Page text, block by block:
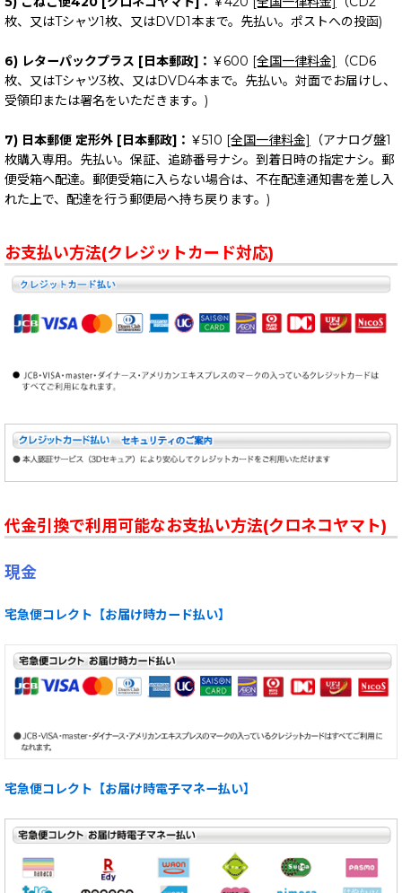
枚、又はTシャツ1枚、又はDVD1本まで。先払い。ポストへの投函)
6) レターパックプラス [日本郵政]： ￥600 [全国一律料金]
（CD6
枚、又はTシャツ3枚、又はDVD4本まで。先払い。対面でお届けし、
受領印または署名をいただきます。)
7) 日本郵便 定形外 [日本郵政]： ￥510 [全国一律料金]
（アナログ盤1
枚購入専用。先払い。保証、追跡番号ナシ。到着日時の指定ナシ。郵
便受箱へ配達。郵便受箱に入らない場合は、不在配達通知書を差し入
れた上で、配達を行う郵便局へ持ち戻ります。)
お支払い方法(クレジットカード対応)
代金引換で利用可能なお支払い方法(クロネコヤマト)
現金
宅急便コレクト【お届け時カード払い】
宅急便コレクト【お届け時電子マネー払い】